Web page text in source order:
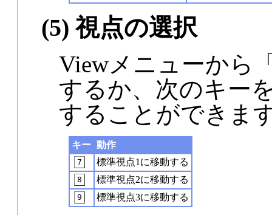
(5) 視点の選択
Viewメニューから
するか、次のキー
することができま
キー 動作
7 標準視点1に移動する
8 標準視点2に移動する
9 標準視点3に移動する